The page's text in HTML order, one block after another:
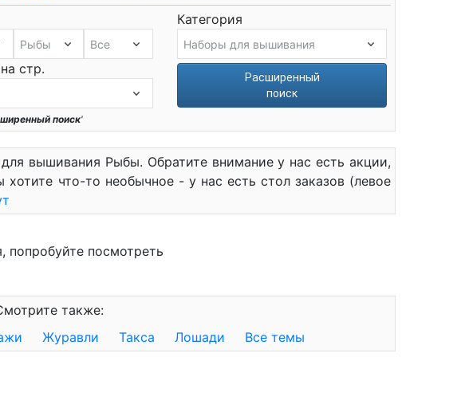
Категория
стр.
Расширенный
поиск
поиск'
вышивания Рыбы. Обратите внимание у нас есть акции,
что-то необычное - у нас есть стол заказов (левое
попробуйте посмотреть
также:
Журавли Такса Лошади Все темы